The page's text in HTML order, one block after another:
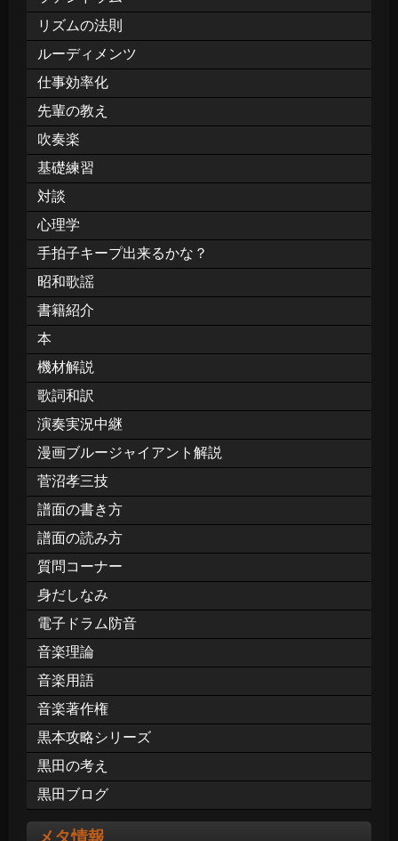
リズムの法則
ルーディメンツ
仕事効率化
先輩の教え
吹奏楽
基礎練習
対談
心理学
手拍子キープ出来るかな？
昭和歌謡
書籍紹介
本
機材解説
歌詞和訳
演奏実況中継
漫画ブルージャイアント解説
菅沼孝三技
譜面の書き方
譜面の読み方
質問コーナー
身だしなみ
電子ドラム防音
音楽理論
音楽用語
音楽著作権
黒本攻略シリーズ
黒田の考え
黒田ブログ
メタ情報